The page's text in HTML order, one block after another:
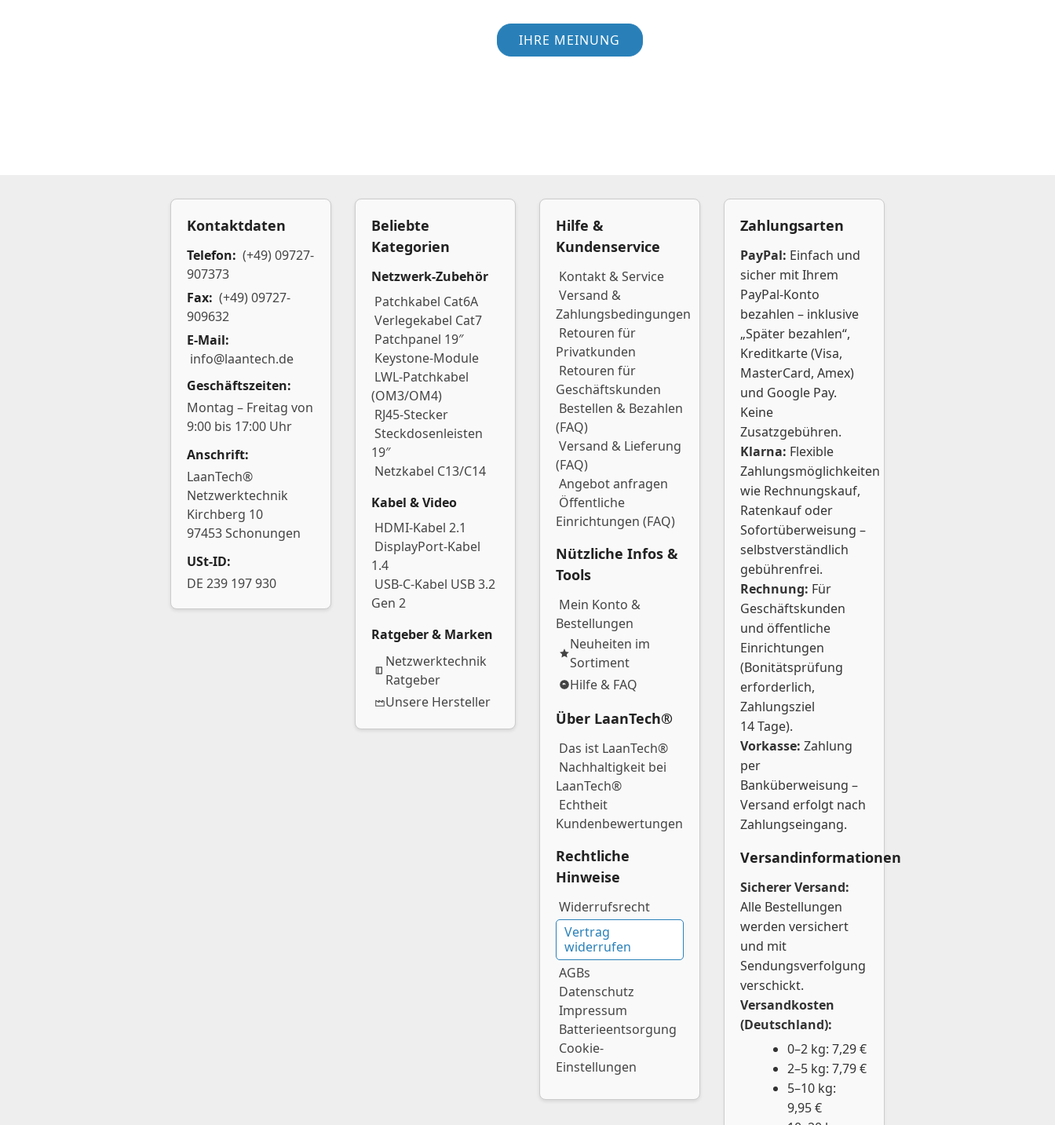
IHRE MEINUNG
Kontaktdaten
Telefon: (+49) 09727-
907373
Fax: (+49) 09727-
909632
E-Mail:
info@laantech.de
Geschäftszeiten:
Montag – Freitag von
9:00 bis 17:00 Uhr
Anschrift:
LaanTech®
Netzwerktechnik
Kirchberg 10
97453 Schonungen
USt-ID:
DE 239 197 930
Beliebte
Kategorien
Netzwerk-Zubehör
Patchkabel Cat6A
Verlegekabel Cat7
Patchpanel 19″
Keystone-Module
LWL-Patchkabel
(OM3/OM4)
RJ45-Stecker
Steckdosenleisten
19″
Netzkabel C13/C14
Kabel & Video
HDMI-Kabel 2.1
DisplayPort-Kabel
1.4
USB-C-Kabel USB 3.2
Gen 2
Ratgeber & Marken
Netzwerktechnik
Ratgeber
Unsere Hersteller
Hilfe &
Kundenservice
Kontakt & Service
Versand &
Zahlungsbedingungen
Retouren für
Privatkunden
Retouren für
Geschäftskunden
Bestellen & Bezahlen
(FAQ)
Versand & Lieferung
(FAQ)
Angebot anfragen
Öffentliche
Einrichtungen (FAQ)
Nützliche Infos &
Tools
Mein Konto &
Bestellungen
Neuheiten im
Sortiment
Hilfe & FAQ
Über LaanTech®
Das ist LaanTech®
Nachhaltigkeit bei
LaanTech®
Echtheit
Kundenbewertungen
Rechtliche
Hinweise
Widerrufsrecht
Vertrag
widerrufen
AGBs
Datenschutz
Impressum
Batterieentsorgung
Cookie-
Einstellungen
Zahlungsarten
PayPal: Einfach und
sicher mit Ihrem
PayPal-Konto
bezahlen – inklusive
„Später bezahlen“,
Kreditkarte (Visa,
MasterCard, Amex)
und Google Pay.
Keine
Zusatzgebühren.
Klarna: Flexible
Zahlungsmöglichkeiten
wie Rechnungskauf,
Ratenkauf oder
Sofortüberweisung –
selbstverständlich
gebührenfrei.
Rechnung: Für
Geschäftskunden
und öffentliche
Einrichtungen
(Bonitätsprüfung
erforderlich,
Zahlungsziel
14 Tage).
Vorkasse: Zahlung
per
Banküberweisung –
Versand erfolgt nach
Zahlungseingang.
Versandinformationen
Sicherer Versand:
Alle Bestellungen
werden versichert
und mit
Sendungsverfolgung
verschickt.
Versandkosten
(Deutschland):
0–2 kg: 7,29 €
2–5 kg: 7,79 €
5–10 kg:
9,95 €